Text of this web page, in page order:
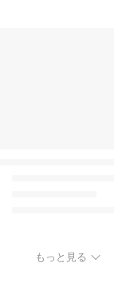
もっと見る